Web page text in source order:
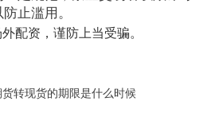
止滥用。
配资，谨防上当受骗。
货转现货的期限是什么时候